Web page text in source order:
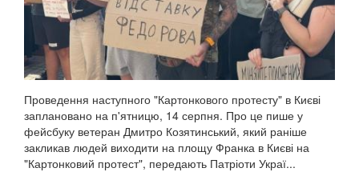
Проведення наступного "Картонкового протесту" в Києві
заплановано на п'ятницю, 14 серпня. Про це пише у
фейсбуку ветеран Дмитро Козятинський, який раніше
закликав людей виходити на площу Франка в Києві на
"Картонковий протест", передають Патріоти Украї...